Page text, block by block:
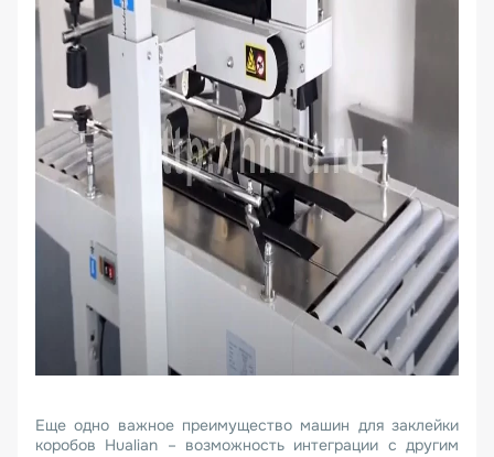
Еще одно важное преимущество машин для заклейки
коробов Hualian – возможность интеграции с другим